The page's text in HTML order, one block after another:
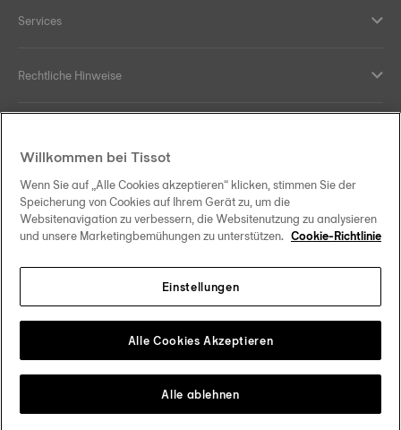
Services
Rechtliche Hinweise
Ihre Vorteile
Österreich Zu einem anderen Land wechseln
Tissot Copyrights 2026
Willkommen bei Tissot
Wenn Sie auf „Alle Cookies akzeptieren“ klicken, stimmen Sie der
Speicherung von Cookies auf Ihrem Gerät zu, um die
Websitenavigation zu verbessern, die Websitenutzung zu analysieren
und unsere Marketingbemühungen zu unterstützen. Cookie-Richtlinie
Einstellungen
Alle ablehnen
Alle Cookies Akzeptieren